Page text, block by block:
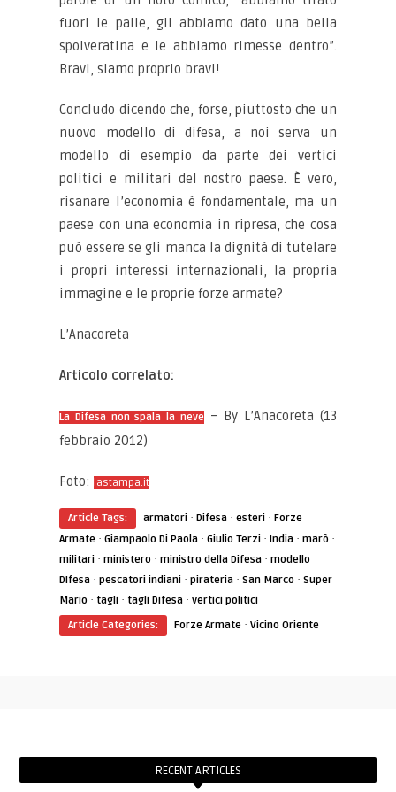
fuori le palle, gli abbiamo dato una bella
spolveratina e le abbiamo rimesse dentro”.
Bravi, siamo proprio bravi!
Concludo dicendo che, forse, piuttosto che un
nuovo modello di difesa, a noi serva un
modello di esempio da parte dei vertici
politici e militari del nostro paese. È vero,
risanare l’economia è fondamentale, ma un
paese con una economia in ripresa, che cosa
può essere se gli manca la dignità di tutelare
i propri interessi internazionali, la propria
immagine e le proprie forze armate?
L’Anacoreta
Articolo correlato:
La Difesa non spala la neve– By L’Anacoreta (13
febbraio 2012)
Foto:lastampa.it
Article Tags: armatori ·Difesa ·esteri ·Forze
Armate ·Giampaolo Di Paola ·Giulio Terzi ·India ·marò ·
militari ·ministero ·ministro della Difesa ·modello
DIfesa ·pescatori indiani ·pirateria ·San Marco ·Super
Mario · tagli · tagli Difesa ·vertici politici
Article Categories:
Forze Armate ·Vicino Oriente
RECENT ARTICLES